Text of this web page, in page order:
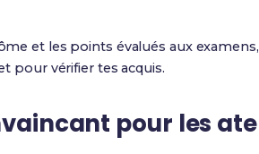
et les points évalués aux
pour vérifier tes acquis.
pour les